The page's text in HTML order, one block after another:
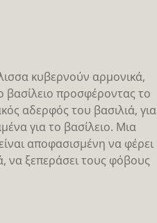
κυβερνούν αρμονικά,
βασίλειο προσφέροντας το
αδερφός του βασιλιά, για
για το βασίλειο. Μια
αποφασισμένη να φέρει
να ξεπεράσει τους φόβους